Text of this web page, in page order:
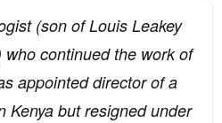
(son of Louis Leakey
who continued the work of
appointed director of a
Kenya but resigned under